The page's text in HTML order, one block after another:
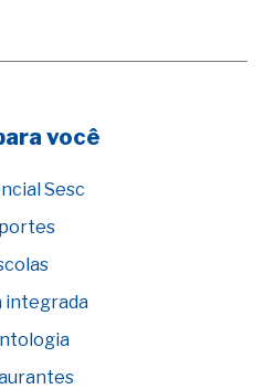
você
Sesc
integrada